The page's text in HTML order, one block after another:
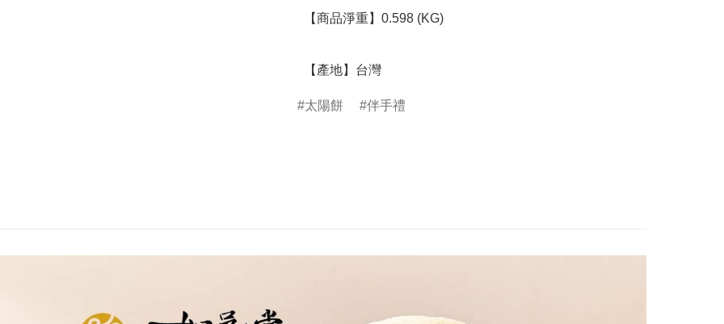
  【產地】台灣
太陽餅 伴手禮